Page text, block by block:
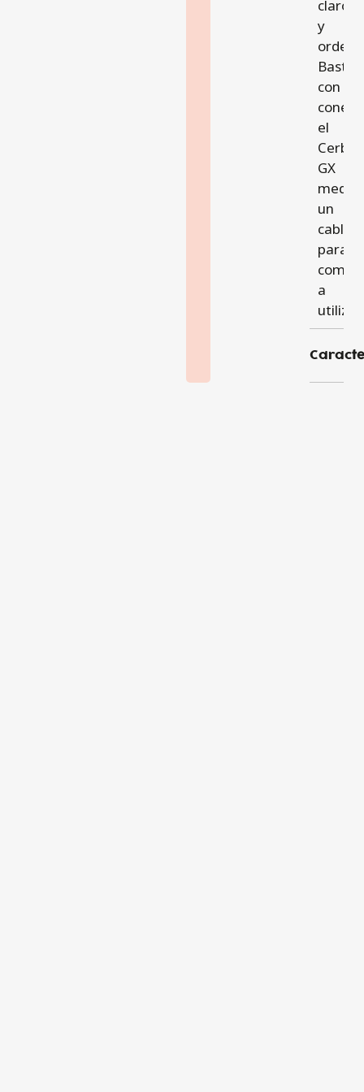
claro
y
Basta
con
el
Cerbo
GX
un
cable
para
a